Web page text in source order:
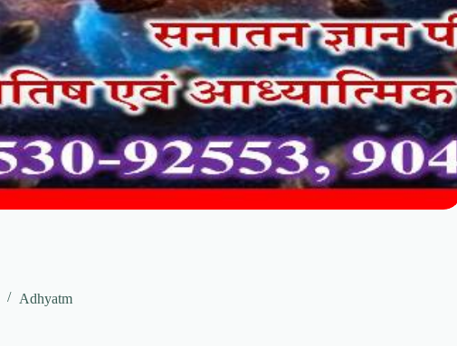
Adhyatm